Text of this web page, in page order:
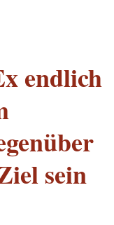
endlich
sein